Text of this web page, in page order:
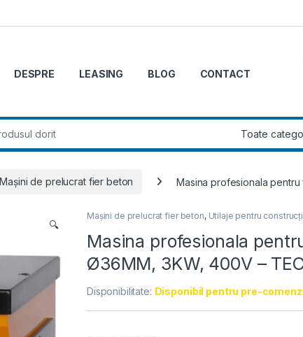
DESPRE LEASING BLOG CONTACT
Mașini de prelucrat fier beton Masina profesionala
🔍
Mașini de prelucrat fier beton, Utilaje pentru
Masina profesionala
Ø36MM, 3KW, 400V –
Disponibilitate: Disponibil pentru pre-